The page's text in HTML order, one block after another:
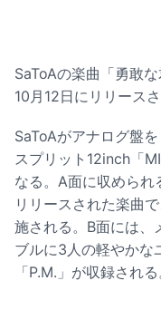
SaToAの楽曲「勇敢
10月12日にリリースさ
SaToAがアナログ盤
スプリット12inch「
なる。A面に収めら
リリースされた楽曲
施される。B面には、
ブルに3人の軽やかな
「P.M.」が収録される